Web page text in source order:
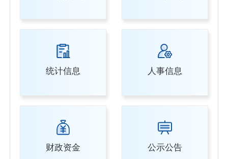
统计信息 人事信息
财政资金 公示公告